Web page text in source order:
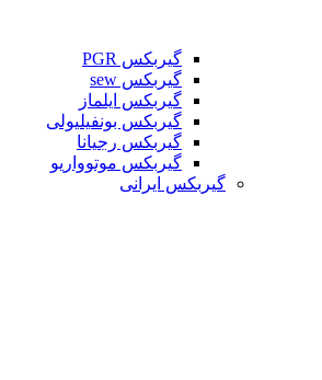
گیربکس PGR
گیربکس sew
گیربکس ایلماز
گیربکس بونفیلیولی
گیربکس رجیانا
گیربکس موتوواریو
گیربکس ایرانی